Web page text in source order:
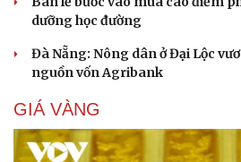
dưỡng học đường
Đà Nẵng: Nông dân ở Đại Lộc
nguồn vốn Agribank
GIÁ VÀNG